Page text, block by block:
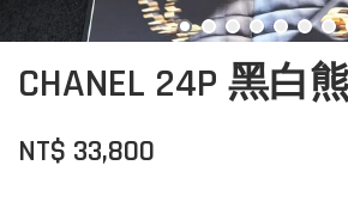
CHANEL 24P 黑白
NT$ 33,800